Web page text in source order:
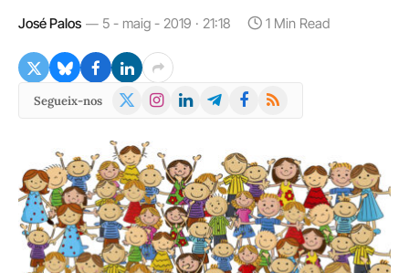
José Palos 5 - maig - 2019 · 21:18 1 Min Read
Segueix-nos
X
Instagram
LinkedInTelegramFacebook
RSS